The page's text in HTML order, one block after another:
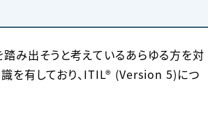
み出そうと考えているあらゆる方を対
識を有しており、ITIL® (Version 5)につ